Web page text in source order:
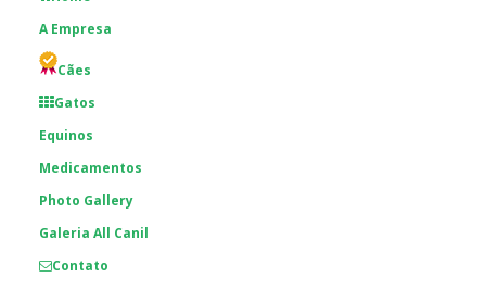
A Empresa
Cães
Gatos
Equinos
Medicamentos
Photo Gallery
Galeria All Canil
Contato